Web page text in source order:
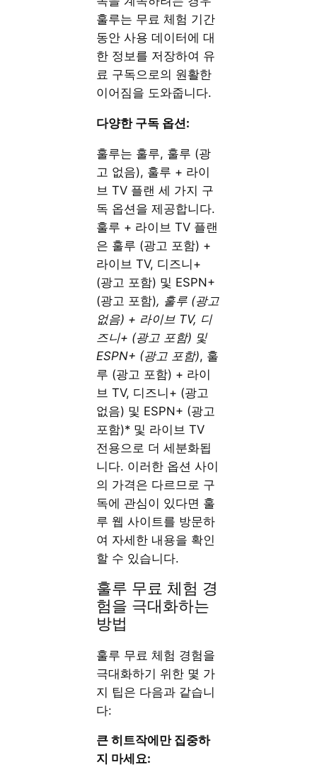
훌루는 무료 체험 기간
동안 사용 데이터에 대
한 정보를 저장하여 유
료 구독으로의 원활한
이어짐을 도와줍니다.
다양한 구독 옵션:
훌루는 훌루, 훌루 (광
고 없음), 훌루 + 라이
브 TV 플랜 세 가지 구
독 옵션을 제공합니다.
훌루 + 라이브 TV 플랜
은 훌루 (광고 포함) +
라이브 TV, 디즈니+
(광고 포함) 및 ESPN+
(광고 포함), 훌루 (광고
없음) + 라이브 TV, 디
즈니+ (광고 포함) 및
ESPN+ (광고 포함), 훌
루 (광고 포함) + 라이
브 TV, 디즈니+ (광고
없음) 및 ESPN+ (광고
포함)* 및 라이브 TV
전용으로 더 세분화됩
니다. 이러한 옵션 사이
의 가격은 다르므로 구
독에 관심이 있다면 훌
루 웹 사이트를 방문하
여 자세한 내용을 확인
할 수 있습니다.
훌루 무료 체험 경
험을 극대화하는
방법
훌루 무료 체험 경험을
극대화하기 위한 몇 가
지 팁은 다음과 같습니
다:
큰 히트작에만 집중하
지 마세요: